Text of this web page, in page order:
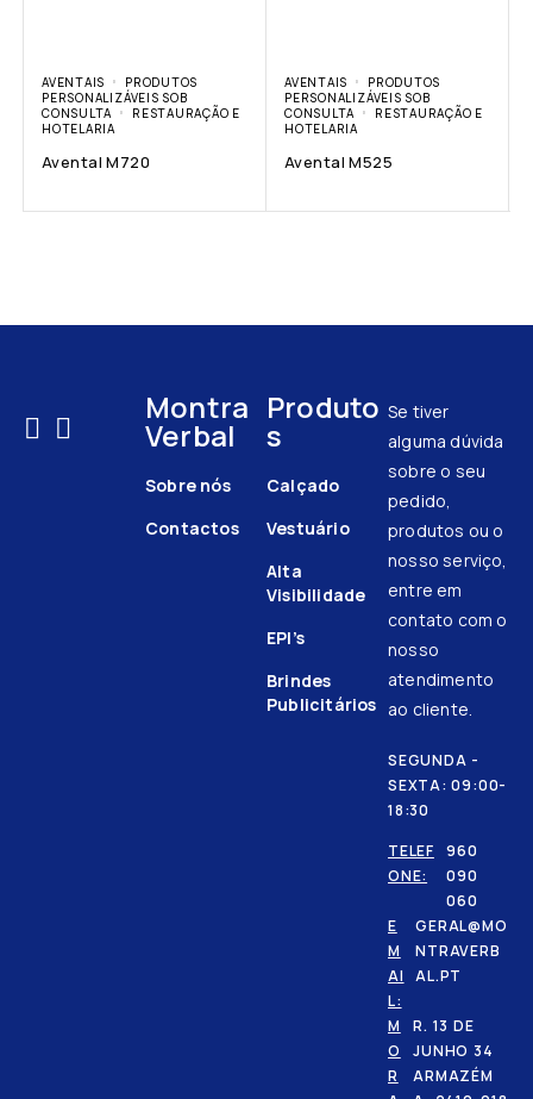
AVENTAIS
PRODUTOS
PERSONALIZÁVEIS SOB
CONSULTA
RESTAURAÇÃO E
HOTELARIA
Avental M720
AVENTAIS
PRODUTOS
PERSONALIZÁVEIS SOB
CONSULTA
RESTAURAÇÃO E
HOTELARIA
Avental M525
Montra
Verbal
Sobre nós
Contactos
Produto
s
Calçado
Vestuário
Alta
Visibilidade
EPI’s
Brindes
Publicitários
Se tiver
alguma dúvida
sobre o seu
pedido,
produtos ou o
nosso serviço,
entre em
contato com o
nosso
atendimento
ao cliente.
SEGUNDA -
SEXTA: 09:00-
18:30
TELEF
ONE:
960
090
060
E
M
AI
L:
GERAL@MO
NTRAVERB
AL.PT
M
O
R
R. 13 DE
JUNHO 34
ARMAZÉM